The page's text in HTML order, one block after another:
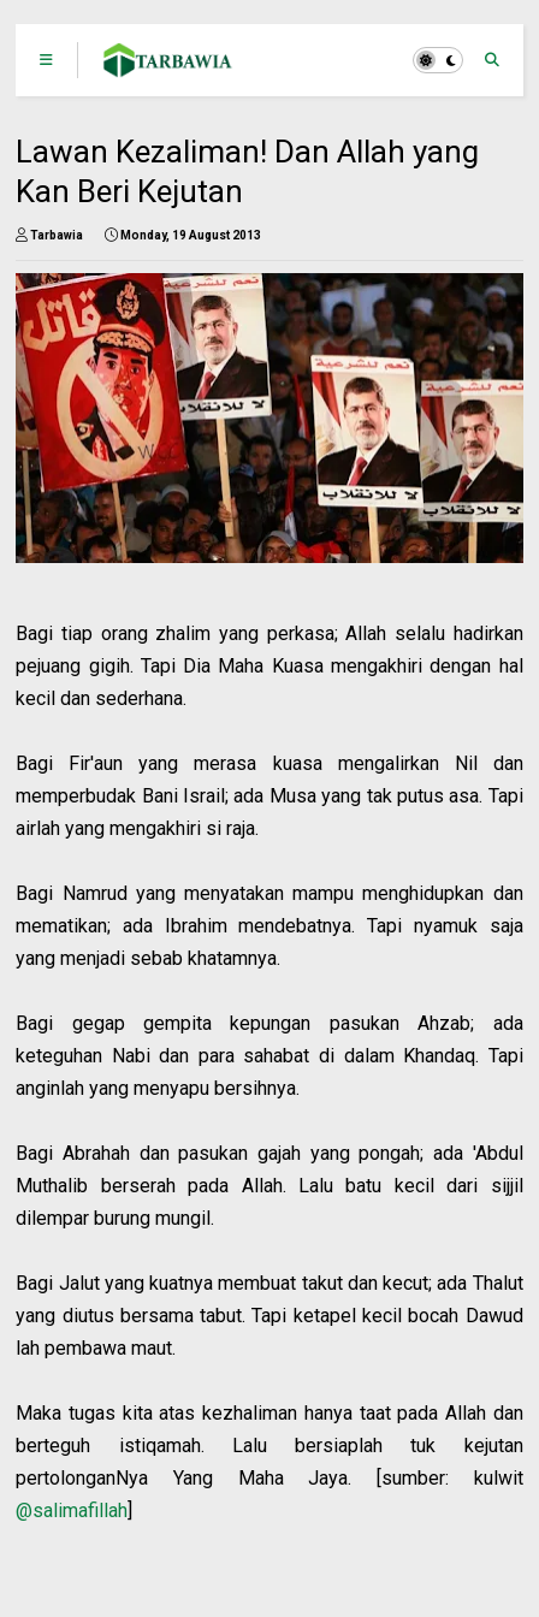
Lawan Kezaliman! Dan Allah yang
Kan Beri Kejutan
Tarbawia Monday, 19 August 2013
Bagi tiap orang zhalim yang perkasa; Allah selalu hadirkan
pejuang gigih. Tapi Dia Maha Kuasa mengakhiri dengan hal
kecil dan sederhana.
Bagi Fir'aun yang merasa kuasa mengalirkan Nil dan
memperbudak Bani Israil; ada Musa yang tak putus asa. Tapi
airlah yang mengakhiri si raja.
Bagi Namrud yang menyatakan mampu menghidupkan dan
mematikan; ada Ibrahim mendebatnya. Tapi nyamuk saja
yang menjadi sebab khatamnya.
Bagi gegap gempita kepungan pasukan Ahzab; ada
keteguhan Nabi dan para sahabat di dalam Khandaq. Tapi
anginlah yang menyapu bersihnya.
Bagi Abrahah dan pasukan gajah yang pongah; ada 'Abdul
Muthalib berserah pada Allah. Lalu batu kecil dari sijjil
dilempar burung mungil.
Bagi Jalut yang kuatnya membuat takut dan kecut; ada Thalut
yang diutus bersama tabut. Tapi ketapel kecil bocah Dawud
lah pembawa maut.
Maka tugas kita atas kezhaliman hanya taat pada Allah dan
berteguh istiqamah. Lalu bersiaplah tuk kejutan
pertolonganNya Yang Maha Jaya. [sumber: kulwit
@salimafillah